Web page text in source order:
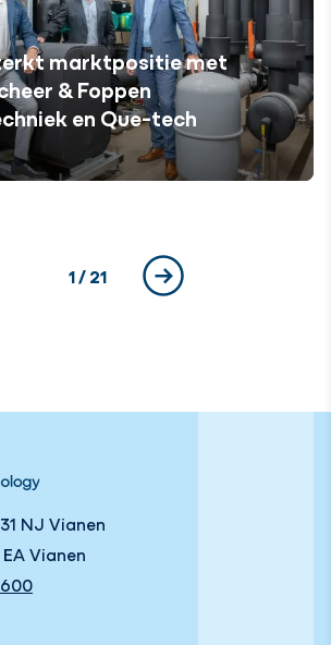
marktpositie met
& Foppen
en Que-tech
Huidige pagina
1/ 21
Volgende
NJ Vianen
Vianen